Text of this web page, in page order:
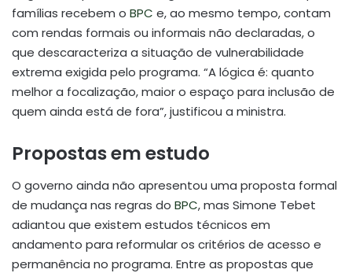
famílias recebem o BPC e, ao mesmo tempo, contam
com rendas formais ou informais não declaradas, o
que descaracteriza a situação de vulnerabilidade
extrema exigida pelo programa. “A lógica é: quanto
melhor a focalização, maior o espaço para inclusão de
quem ainda está de fora”, justificou a ministra.
Propostas em estudo
O governo ainda não apresentou uma proposta formal
de mudança nas regras do BPC, mas Simone Tebet
adiantou que existem estudos técnicos em
andamento para reformular os critérios de acesso e
permanência no programa. Entre as propostas que